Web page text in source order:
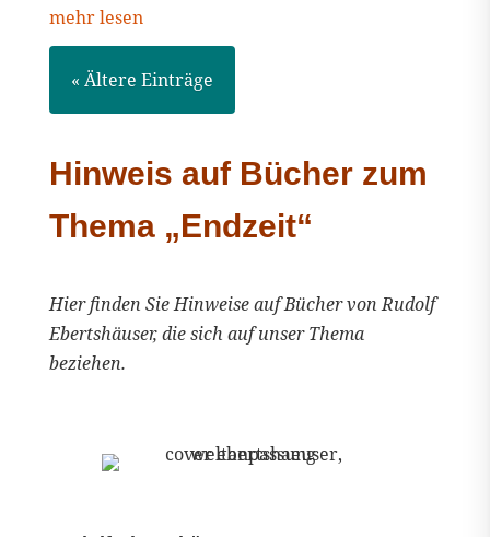
mehr lesen
« Ältere Einträge
Hinweis auf Bücher zum
Thema „Endzeit“
Hier finden Sie Hinweise auf Bücher von Rudolf
Ebertshäuser, die sich auf unser Thema
beziehen.